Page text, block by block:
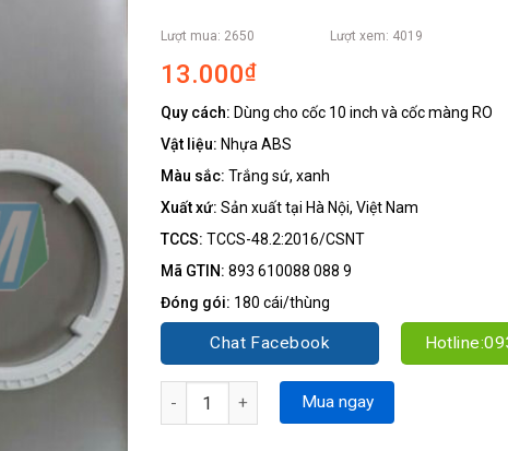
Lượt mua: 2650 Lượt xem: 4019
13.000₫
Quy cách: Dùng cho cốc 10 inch và cốc màng RO
Vật liệu: Nhựa ABS
Màu sắc: Trắng sứ, xanh
Xuất xứ: Sản xuất tại Hà Nội, Việt Nam
TCCS: TCCS-48.2:2016/CSNT
Mã GTIN: 893 610088 088 9
Đóng gói: 180 cái/thùng
Chat Facebook
Tay Vặn Cốc Đa Năng số lượng
Mua ngay